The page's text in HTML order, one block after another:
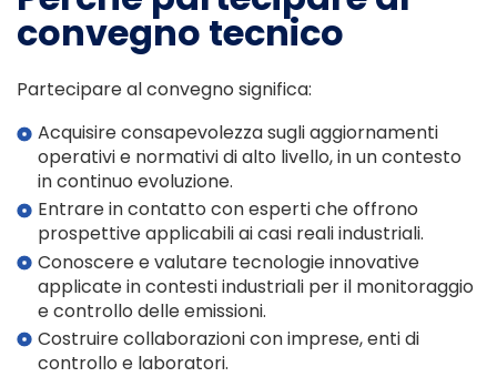
convegno tecnico
Partecipare al convegno significa:
Acquisire consapevolezza sugli aggiornamenti
operativi e normativi di alto livello, in un contesto
in continuo evoluzione.
Entrare in contatto con esperti che offrono
prospettive applicabili ai casi reali industriali.
Conoscere e valutare tecnologie innovative
applicate in contesti industriali per il monitoraggio
e controllo delle emissioni.
Costruire collaborazioni con imprese, enti di
controllo e laboratori.